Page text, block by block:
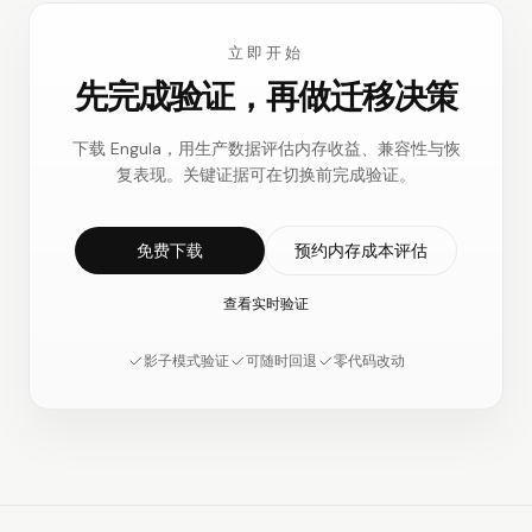
立即开始
先完成验证，再做迁移决策
下载 Engula，用生产数据评估内存收益、兼容性与恢
复表现。关键证据可在切换前完成验证。
免费下载 预约内存成本评估
查看实时验证
影子模式验证 可随时回退 零代码改动